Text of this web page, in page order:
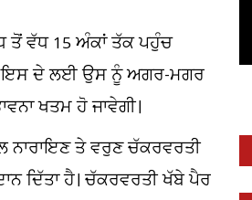
ਤੋਂ ਵੱਧ 15 ਅੰਕਾਂ ਤੱਕ ਪਹੁੰਚ
ਇਸ ਦੇ ਲਈ ਉਸ ਨੂੰ ਅਗਰ-ਮਗਰ
ਖਤਮ ਹੋ ਜਾਵੇਗੀ।
ਨਾਰਾਇਣ ਤੇ ਵਰੁਣ ਚੱਕਰਵਰਤੀ
ਦਿੱਤਾ ਹੈ। ਚੱਕਰਵਰਤੀ ਖੱਬੇ ਪੈਰ